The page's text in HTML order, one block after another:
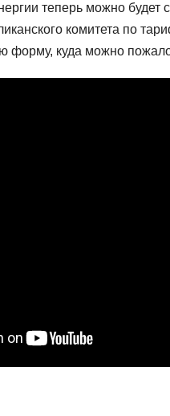
теперь можно
комитета по
форму, куда можно